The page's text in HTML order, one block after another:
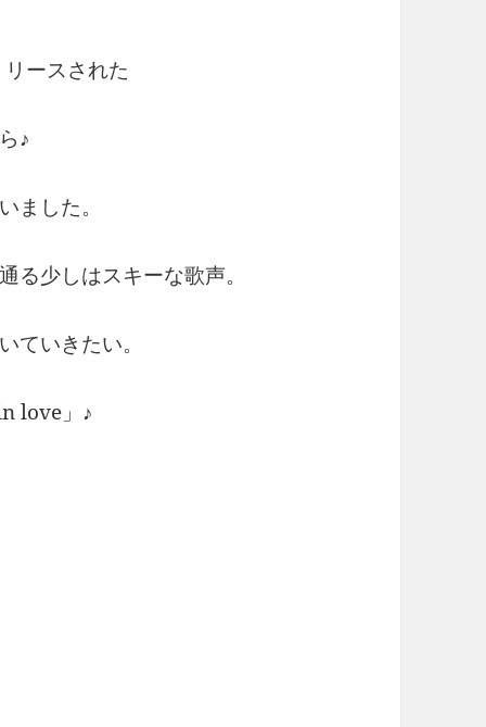
ースされた
♪
ました。
る少しはスキーな歌声。
ていきたい。
love」♪